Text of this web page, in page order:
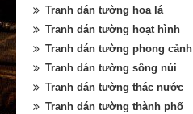
Tranh dán tường hoa lá
Tranh dán tường hoạt hình
Tranh dán tường phong cảnh
Tranh dán tường sông núi
Tranh dán tường thác nước
Tranh dán tường thành phố